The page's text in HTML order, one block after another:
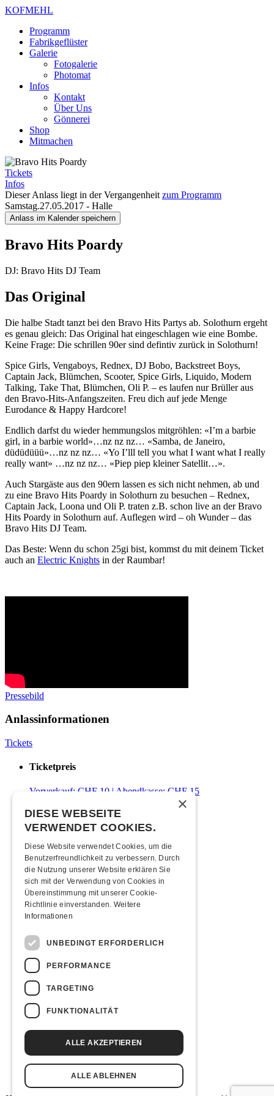
KOFMEHL
Programm
Fabrikgeflüster
Galerie
Fotogalerie
Photomat
Infos
Kontakt
Über Uns
Gönnerei
Shop
Mitmachen
Tickets
Infos
Dieser Anlass liegt in der Vergangenheit zum Programm
Samstag.27.05.2017 - Halle
Anlass im Kalender speichern
Bravo Hits Poardy
DJ: Bravo Hits DJ Team
Das Original
Die halbe Stadt tanzt bei den Bravo Hits Partys ab. Solothurn ergeht
es genau gleich: Das Original hat eingeschlagen wie eine Bombe.
Keine Frage: Die schrillen 90er sind defintiv zurück in Solothurn!
Spice Girls, Vengaboys, Rednex, DJ Bobo, Backstreet Boys,
Captain Jack, Blümchen, Scooter, Spice Girls, Liquido, Modern
Talking, Take That, Blümchen, Oli P. – es laufen nur Brüller aus
den Bravo-Hits-Anfangszeiten. Freu dich auf jede Menge
Eurodance & Happy Hardcore!
Endlich darfst du wieder hemmungslos mitgröhlen: «I’m a barbie
girl, in a barbie world»…nz nz nz… «Samba, de Janeiro,
düdüdüüü»…nz nz nz… «Yo I’lll tell you what I want what I really
really want» …nz nz nz… «Piep piep kleiner Satellit…».
Auch Stargäste aus den 90ern lassen es sich nicht nehmen, ab und
zu eine Bravo Hits Poardy in Solothurn zu besuchen – Rednex,
Captain Jack, Loona und Oli P. traten z.B. schon live an der Bravo
Hits Poardy in Solothurn auf. Auflegen wird – oh Wunder – das
Bravo Hits DJ Team.
Das Beste: Wenn du schon 25gi bist, kommst du mit deinem Ticket
auch an Electric Knights in der Raumbar!
Pressebild
Anlassinformationen
Tickets
Ticketpreis
Vorverkauf: CHF 10 | Abendkasse: CHF 15
Zeitplan
03:00 Uhr
Ende
Mindestalter
16 Jahre (ID, Pass, Führerschein)
Moonlinerfahrplan ab Kofmehl
Anreise
Mit den ÖVs
Übernachten
Jugendherberge Sol. (inkl Rabatt)
Hotel Kreuz Solothurn
Hotel Astoria Solothurn
×
DIESE WEBSEITE
VERWENDET COOKIES.
Diese Website verwendet Cookies, um die
Benutzerfreundlichkeit zu verbessern. Durch
die Nutzung unserer Website erklären Sie
sich mit der Verwendung von Cookies in
Übereinstimmung mit unserer Cookie-
Richtlinie einverstanden. Weitere
Informationen
UNBEDINGT ERFORDERLICH
PERFORMANCE
TARGETING
FUNKTIONALITÄT
ALLE AKZEPTIEREN
ALLE ABLEHNEN